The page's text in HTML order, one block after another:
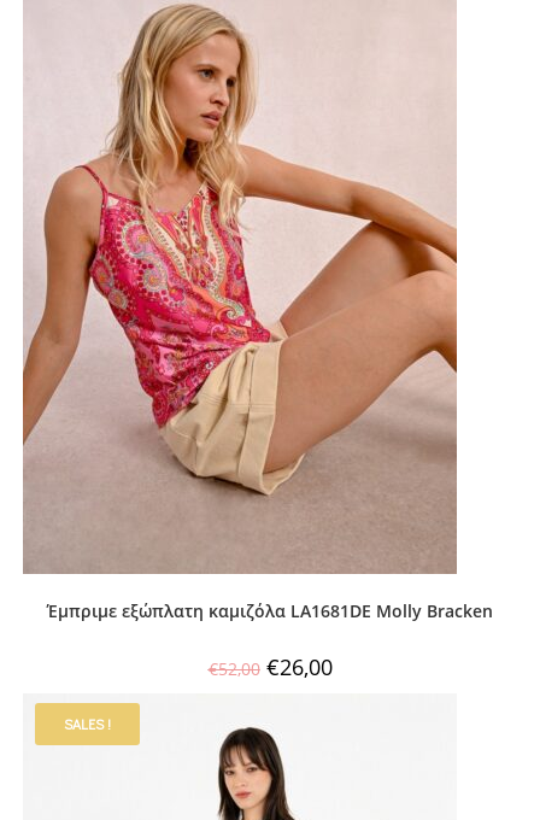
Έμπριμε εξώπλατη καμιζόλα LA1681DE Molly Bracken
€52,00 €26,00
SALES !